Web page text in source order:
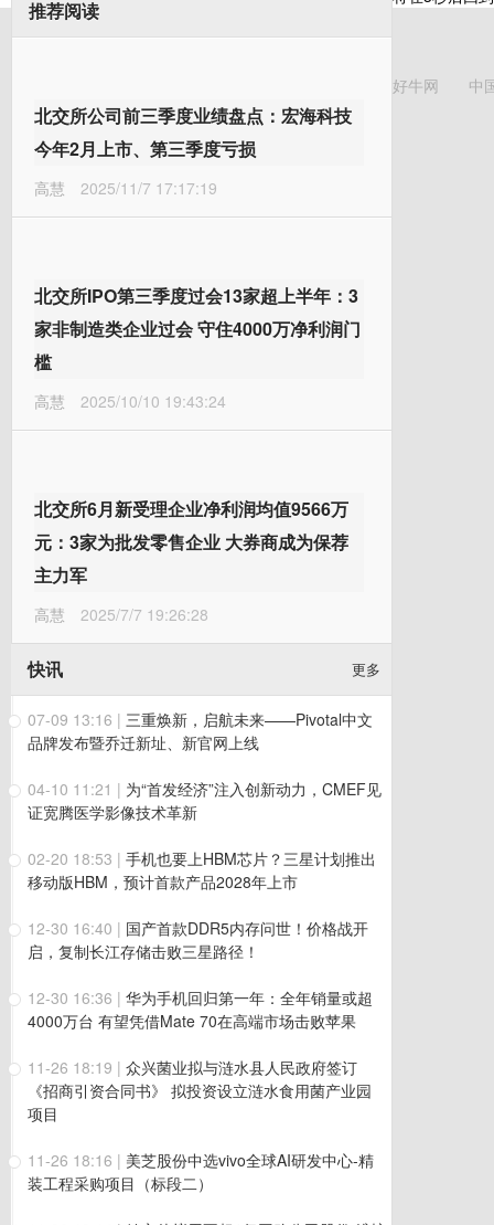
推荐阅读
北交所公司前三季度业绩盘点：宏海科技
今年2月上市、第三季度亏损
高慧 2025/11/7 17:17:19
北交所IPO第三季度过会13家超上半年：3
家非制造类企业过会 守住4000万净利润门
槛
高慧 2025/10/10 19:43:24
北交所6月新受理企业净利润均值9566万
元：3家为批发零售企业 大券商成为保荐
主力军
高慧 2025/7/7 19:26:28
快讯 更多
07-09 13:16 | 三重焕新，启航未来——Pivotal中文
品牌发布暨乔迁新址、新官网上线
04-10 11:21 | 为“首发经济”注入创新动力，CMEF见
证宽腾医学影像技术革新
02-20 18:53 | 手机也要上HBM芯片？三星计划推出
移动版HBM，预计首款产品2028年上市
12-30 16:40 | 国产首款DDR5内存问世！价格战开
启，复制长江存储击败三星路径！
12-30 16:36 | 华为手机回归第一年：全年销量或超
4000万台 有望凭借Mate 70在高端市场击败苹果
11-26 18:19 | 众兴菌业拟与涟水县人民政府签订
《招商引资合同书》 拟投资设立涟水食用菌产业园
项目
11-26 18:16 | 美芝股份中选vivo全球AI研发中心-精
装工程采购项目（标段二）
好牛网 中